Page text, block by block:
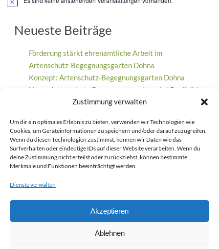
Zustimmung verwalten
Um dir ein optimales Erlebnis zu bieten, verwenden wir Technologien wie
Cookies, um Geräteinformationen zu speichern und/oder darauf zuzugreifen.
Wenn du diesen Technologien zustimmst, können wir Daten wie das
Surfverhalten oder eindeutige IDs auf dieser Website verarbeiten. Wenn du
deine Zustimmung nicht erteilst oder zurückziehst, können bestimmte
Merkmale und Funktionen beeinträchtigt werden.
Dienste verwalten
Akzeptieren
Ablehnen
Hinweis
Neueste Beiträge
Förderung stärkt ehrenamtliche Arbeit im
Artenschutz-Begegnungsgarten Dohna
Konzept: Artenschutz-Begegnungsgarten Dohna
Unser Artenschutz-Begegnungsgarten wird Realität!
Ein Meilenstein für den Artenschutz: 500. Nistkasten
Wohnungsgenossenschaft Aufbau Dresden feiert 70-
jähriges Jubiläum und unterstützt Artenschutz und
Bildungsarbeit
Neueste Kommentare
Eigenheim sucht Vogelfamilie
Eigenheim sucht Vogelfamilie